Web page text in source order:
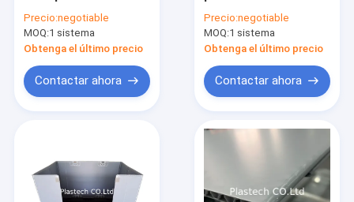
Siemens que hace la
máquina
Precio:negotiable
MOQ:1 sistema
Obtenga el último precio
Contactar ahora
operación que hace
la puerta de Droping
del tablero de
Conpearl de la
máquina
Precio:negotiable
MOQ:1 sistema
Obtenga el último precio
Contactar ahora